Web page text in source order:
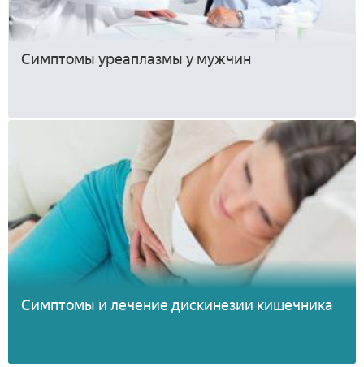
Симптомы уреаплазмы у мужчин
Симптомы и лечение дискинезии кишечника